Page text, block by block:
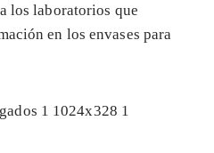
los laboratorios que
en los envases para